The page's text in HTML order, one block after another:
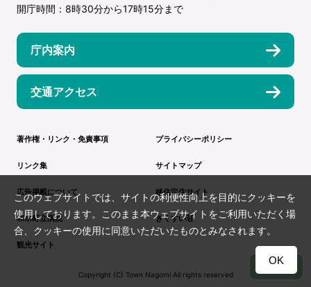
開庁時間：8時30分から17時15分まで
庁内案内
交通アクセス
著作権・リンク・免責事項 プライバシーポリシー
リンク集 サイトマップ
広告掲載について 移住定住サイト
和水町立病院 きくすい荘
観光サイト
Copyright (C) Town Nagomi All rights reserved
TOP
このウェブサイトでは、サイトの利便性向上を目的にクッキーを
使用しております。このまま本ウェブサイトをご利用いただく場
合、クッキーの使用に同意いただいたものとみなされます。
OK